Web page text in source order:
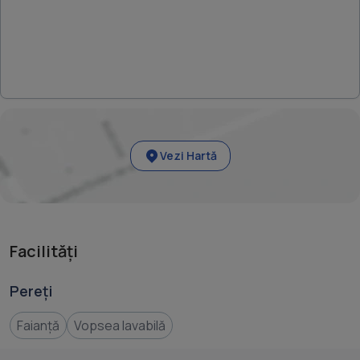
Vezi Hartă
Facilități
Pereți
Faianță Vopsea lavabilă